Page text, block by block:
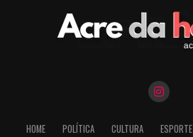
HOME POLÍTICA CULTURA ESPORTE